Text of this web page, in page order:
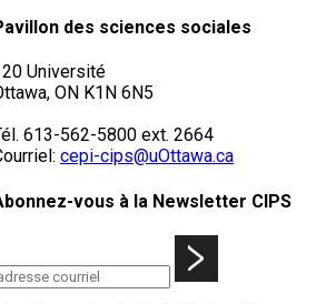
des sciences sociales
Université
ON K1N 6N5
613-562-5800 ext. 2664
cepi-cips@uOttawa.ca
vous à la Newsletter CIPS